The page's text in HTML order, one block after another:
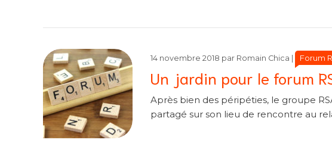
Un jardin pour le forum
14 novembre 2018 par Romain Chica Forum
Après bien des péripéties, le groupe
partagé sur son lieu de rencontre au